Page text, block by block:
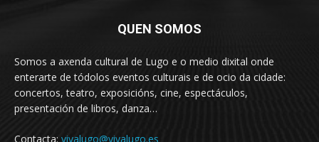
QUEN SOMOS
Somos a axenda cultural de Lugo e o medio dixital onde
enterarte de tódolos eventos culturais e de ocio da cidade:
concertos, teatro, exposicións, cine, espectáculos,
presentación de libros, danza…
Contacta: vivalugo@vivalugo.es